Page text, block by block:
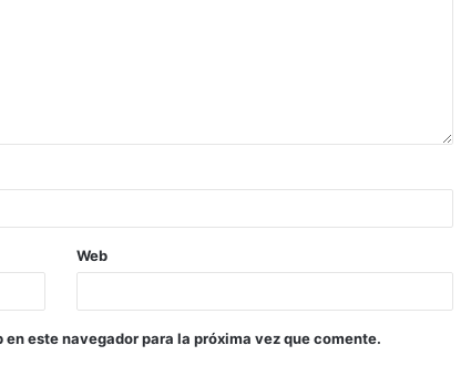
Web
este navegador para la próxima vez que comente.